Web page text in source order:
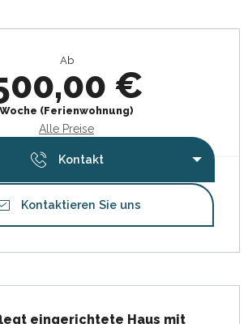
Ab
€
Woche (Ferienwohnung)
Alle Preise
Kontakt
Kontaktieren Sie uns
eingerichtete Haus mit